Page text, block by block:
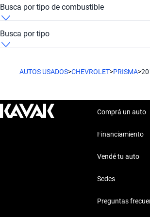
Chevrolet Prisma 2019 Otro
Chevrolet Prisma 2019 Buenos Aires
Busca por tipo de combustible
Chevrolet Prisma 2019 Híbrido
Busca por tipo
AUTOS USADOS>CHEVROLET>PRISMA>
Comprá un auto
Financiamiento
Vendé tu auto
Sedes
Preguntas